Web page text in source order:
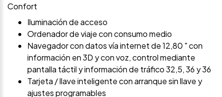
Confort
Iluminación de acceso
Ordenador de viaje con consumo medio
Navegador con datos vía internet de 12,80 " con
información en 3D y con voz, control mediante
pantalla táctil y información de tráfico 32,5, 36 y 36
Tarjeta / llave inteligente con arranque sin llave y
ajustes programables